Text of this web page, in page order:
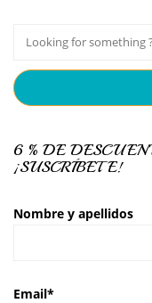
6 % DE
¡SUSCRÍBETE!
Nombre y apellidos
Email*